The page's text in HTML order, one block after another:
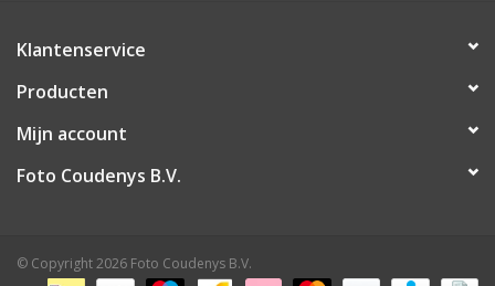
Klantenservice
Producten
Mijn account
Foto Coudenys B.V.
© Copyright 2026 Foto Coudenys B.V.